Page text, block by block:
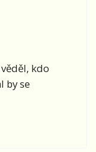
kdo
by se